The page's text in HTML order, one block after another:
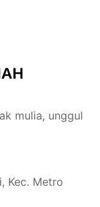
mulia, unggul
Kec. Metro